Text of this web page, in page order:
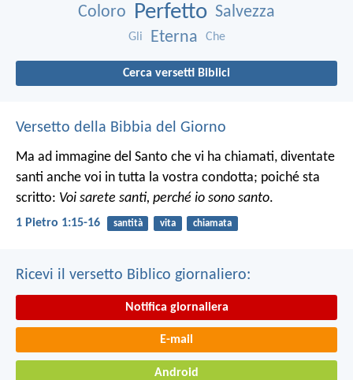
Coloro Perfetto Salvezza
Gli Eterna Che
Cerca versetti Biblici
Versetto della Bibbia del Giorno
Ma ad immagine del Santo che vi ha chiamati, diventate
santi anche voi in tutta la vostra condotta; poiché sta
scritto: Voi sarete santi, perché io sono santo.
1 Pietro 1:15-16 santità vita chiamata
Ricevi il versetto Biblico giornaliero:
Notifica giornaliera
E-mail
Android